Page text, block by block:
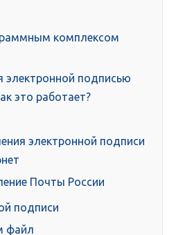
комплексом
электронной подписью
это работает?
электронной подписи
Почты России
подписи
файл